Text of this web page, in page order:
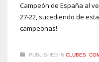
Campeón de España al
27-22, sucediendo de
campeonas!
PUBLISHED IN CLUBES